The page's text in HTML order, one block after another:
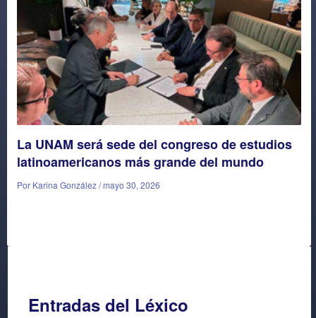
La UNAM será sede del congreso de estudios
latinoamericanos más grande del mundo
Por Karina González / mayo 30, 2026
Entradas del Léxico